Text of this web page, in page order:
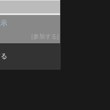
方法、CG学習〜
。
参加する